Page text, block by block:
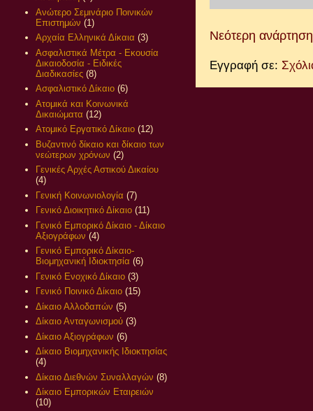
Νεότερη ανάρτηση
Εγγραφή σε:
Ανώτερο Σεμινάριο Ποινικών
Επιστημών (1)
Αρχαία Ελληνικά Δίκαια (3)
Ασφαλιστικά Μέτρα - Εκουσία
Δικαιοδοσία - Ειδικές
Διαδικασίες (8)
Ασφαλιστικό Δίκαιο (6)
Ατομικά και Κοινωνικά
Δικαιώματα (12)
Ατομικό Εργατικό Δίκαιο (12)
Βυζαντινό δίκαιο και δίκαιο των
νεώτερων χρόνων (2)
Γενικές Αρχές Αστικού Δικαίου
(4)
Γενική Κοινωνιολογία (7)
Γενικό Διοικητικό Δίκαιο (11)
Γενικό Εμπορικό Δίκαιο - Δίκαιο
Αξιογράφων (4)
Γενικό Εμπορικό Δίκαιο-
Βιομηχανική Ιδιοκτησία (6)
Γενικό Ενοχικό Δίκαιο (3)
Γενικό Ποινικό Δίκαιο (15)
Δίκαιο Αλλοδαπών (5)
Δίκαιο Ανταγωνισμού (3)
Δίκαιο Αξιογράφων (6)
Δίκαιο Βιομηχανικής Ιδιοκτησίας
(4)
Δίκαιο Διεθνών Συναλλαγών (8)
Δίκαιο Εμπορικών Εταιρειών
(10)